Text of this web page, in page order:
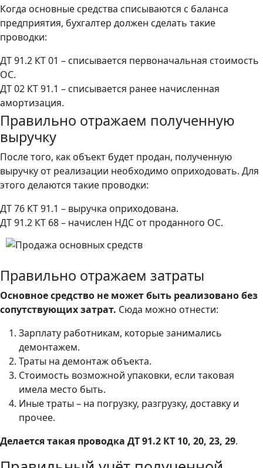
Когда основные средства списываются с баланса
предприятия, бухгалтер должен сделать такие
проводки:
ДТ 91.2 КТ 01 – списывается первоначальная стоимость
ОС.
ДТ 02 КТ 91.1 – списывается ранее начисленная
амортизация.
Правильно отражаем полученную
выручку
После того, как объект будет продан, полученную
выручку от реализации необходимо оприходовать. Для
этого делаются такие проводки:
ДТ 76 КТ 91.1 – выручка оприходована.
ДТ 91.2 КТ 68 – начислен НДС от проданного ОС.
Правильно отражаем затраты
Основное средство не может быть реализовано без
сопутствующих затрат. Сюда можно отнести:
Зарплату работникам, которые занимались
демонтажем.
Траты на демонтаж объекта.
Стоимость возможной упаковки, если таковая
имела место быть.
Иные траты – на погрузку, разгрузку, доставку и
прочее.
Делается такая проводка ДТ 91.2 КТ 10, 20, 23, 29.